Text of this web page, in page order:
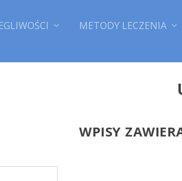
METODY LECZENIA
WPISY